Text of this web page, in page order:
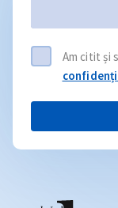
Am citit și